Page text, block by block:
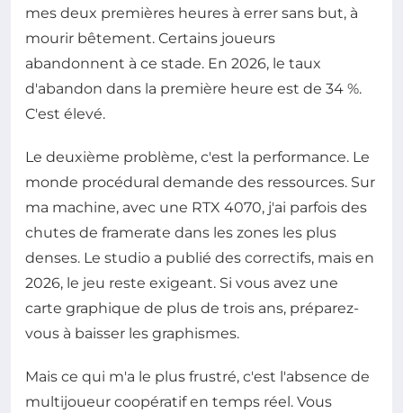
mes deux premières heures à errer sans but, à
mourir bêtement. Certains joueurs
abandonnent à ce stade. En 2026, le taux
d'abandon dans la première heure est de 34 %.
C'est élevé.
Le deuxième problème, c'est la performance. Le
monde procédural demande des ressources. Sur
ma machine, avec une RTX 4070, j'ai parfois des
chutes de framerate dans les zones les plus
denses. Le studio a publié des correctifs, mais en
2026, le jeu reste exigeant. Si vous avez une
carte graphique de plus de trois ans, préparez-
vous à baisser les graphismes.
Mais ce qui m'a le plus frustré, c'est l'absence de
multijoueur coopératif en temps réel. Vous